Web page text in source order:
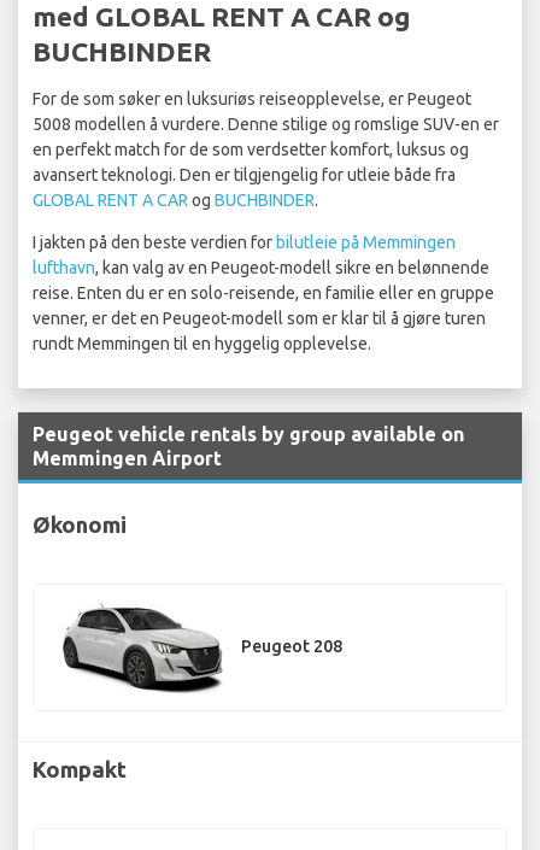
med GLOBAL RENT A CAR og
BUCHBINDER
For de som søker en luksuriøs reiseopplevelse, er Peugeot
5008 modellen å vurdere. Denne stilige og romslige SUV-en er
en perfekt match for de som verdsetter komfort, luksus og
avansert teknologi. Den er tilgjengelig for utleie både fra
GLOBAL RENT A CAR og BUCHBINDER.
I jakten på den beste verdien for bilutleie på Memmingen
lufthavn, kan valg av en Peugeot-modell sikre en belønnende
reise. Enten du er en solo-reisende, en familie eller en gruppe
venner, er det en Peugeot-modell som er klar til å gjøre turen
rundt Memmingen til en hyggelig opplevelse.
Peugeot vehicle rentals by group available on
Memmingen Airport
Økonomi
Peugeot 208
Kompakt